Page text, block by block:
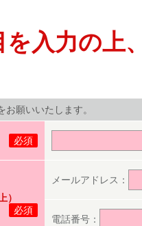
を入力の上
願いいたします。
必須
）
必須
メールアドレス：
電話番号：